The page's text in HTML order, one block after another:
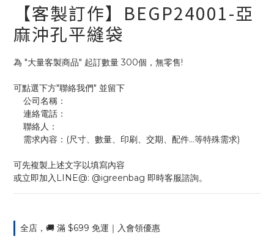
【客製訂作】BEGP24001-亞
麻沖孔平縫袋
為 "大量客製商品" 起訂數量 300個，無零售!
可點選下方"聯絡我們" 並留下
    公司名稱：
    連絡電話：
    聯絡人：
    需求內容：(尺寸、數量、印刷、交期、配件...等特殊需求)
可先複製上述文字以填寫內容
或立即加入LINE@: @igreenbag 即時客服諮詢。
全店，🚚 滿 $699 免運｜入會領優惠